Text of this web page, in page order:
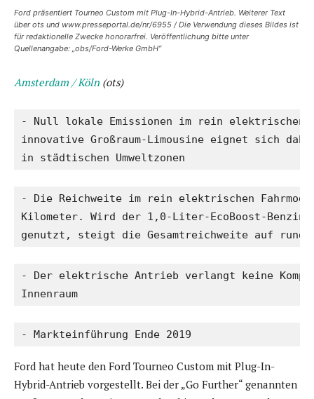
Ford präsentiert Tourneo Custom mit Plug-In-Hybrid-Antrieb. Weiterer Text
über ots und www.presseportal.de/nr/6955 / Die Verwendung dieses Bildes ist
für redaktionelle Zwecke honorarfrei. Veröffentlichung bitte unter
Quellenangabe: „obs/Ford-Werke GmbH“
Amsterdam / Köln (ots)
- Null lokale Emissionen im rein elektrischen
innovative Großraum-Limousine eignet sich
in städtischen Umweltzonen
- Die Reichweite im rein elektrischen
Kilometer. Wird der 1,0-Liter-EcoBoost-
genutzt, steigt die Gesamtreichweite auf rund
- Der elektrische Antrieb verlangt keine
Innenraum
- Markteinführung Ende 2019
Ford hat heute den Ford Tourneo Custom mit Plug-In-
Hybrid-Antrieb vorgestellt. Bei der „Go Further“ genannten